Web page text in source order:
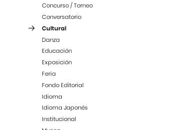
Concurso / Torneo
Conversatorio
Cultural
Danza
Educación
Exposición
Feria
Fondo Editorial
Idioma
Idioma Japonés
Institucional